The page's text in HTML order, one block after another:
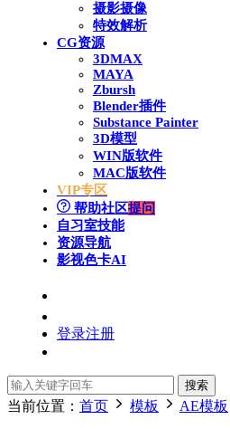
摄影摄像
特效解析
CG资源
3DMAX
MAYA
Zbursh
Blender插件
Substance Painter
3D模型
WIN版软件
MAC版软件
VIP专区
帮助社区提问
自习室技能
资源导航
影视色卡AI
登录注册
搜索
当前位置： 首页 模板 AE模板